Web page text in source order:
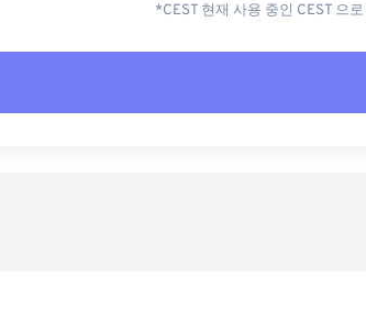
*CEST 현재 사용 중인 CEST 으